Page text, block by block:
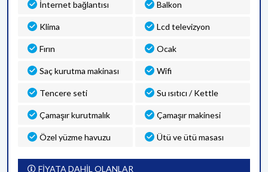
İnternet bağlantısı Balkon
Klima Lcd televizyon
Fırın Ocak
Saç kurutma makinası Wifi
Tencere seti Su ısıtıcı / Kettle
Çamaşır kurutmalık Çamaşır makinesi
Özel yüzme havuzu Ütü ve ütü masası
FİYATA DAHİL OLANLAR